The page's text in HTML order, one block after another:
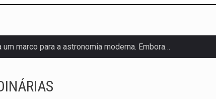
marco para a astronomia moderna. Embora…
de saúde da Faixa de…